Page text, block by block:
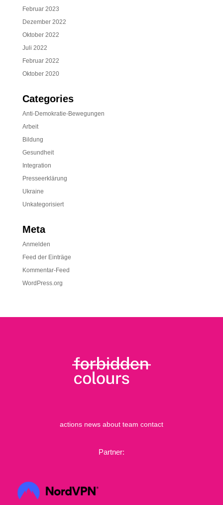
Februar 2023
Dezember 2022
Oktober 2022
Juli 2022
Februar 2022
Oktober 2020
Categories
Anti-Demokratie-Bewegungen
Arbeit
Bildung
Gesundheit
Integration
Presseerklärung
Ukraine
Unkategorisiert
Meta
Anmelden
Feed der Einträge
Kommentar-Feed
WordPress.org
actions news about team contact
Partner: